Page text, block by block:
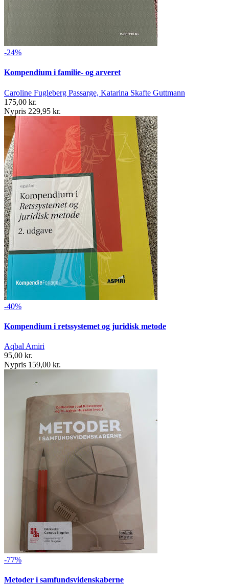
-24%
Kompendium i familie- og arveret
Caroline Fugleberg Passarge, Katarina Skafte Guttmann
175,00 kr.
Nypris 229,95 kr.
-40%
Kompendium i retssystemet og juridisk metode
Aqbal Amiri
95,00 kr.
Nypris 159,00 kr.
-77%
Metoder i samfundsvidenskaberne